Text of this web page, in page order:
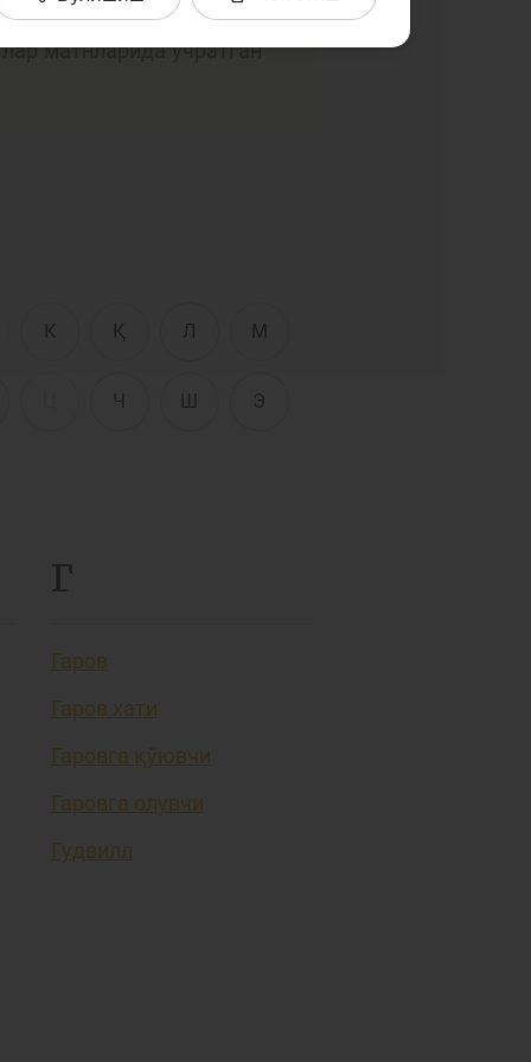
Интерактив
ҳаракат қилдик.
матнларида учратган
К Қ Л М
Ч Ш Э
Г
Гаров
Гаров хати
Гаровга қўювчи
Гаровга олувчи
Гудвилл